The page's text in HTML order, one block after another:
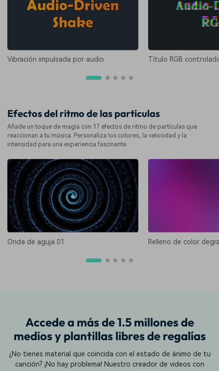
Vibración impulsada por audio Título RGB
Efectos del ritmo de las partículas
Añade un toque de magia con 17 efectos de ritmo de partículas que
reaccionan a tu música. Personaliza los colores, la velocidad y la
intensidad para una experiencia fascinante.
Onda de aguja 01 Relleno de color
Accede a más de 1.5 millones de
medios y plantillas libres de regalías
¿No tienes material que coincida con el estado de ánimo de tu
canción? ¡No hay problema! Nuestro creador de videos con